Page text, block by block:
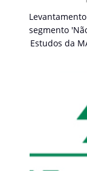
segmento
Estudos da